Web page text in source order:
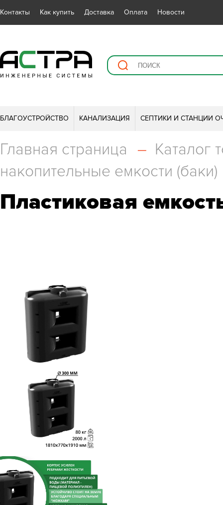
Контакты Как купить Доставка Оплата Новости
БЛАГОУСТРОЙСТВО КАНАЛИЗАЦИЯ СЕПТИКИ И СТАНЦИИ
Главная страница – Каталог
накопительные емкости (баки)
Пластиковая